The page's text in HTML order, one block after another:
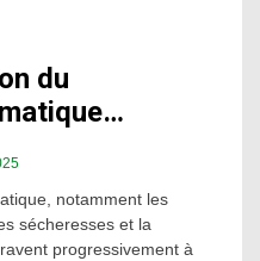
du
notamment les
sécheresses et la
progressivement à